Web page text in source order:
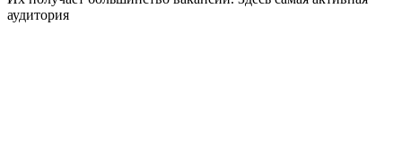
аудитория